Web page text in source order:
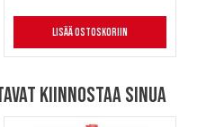
Lisää ostoskoriin
kiinnostaa sinua